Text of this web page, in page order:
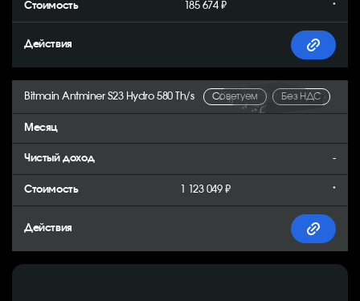
185 674 ₽ *
Bitmain Antminer S23 Hydro 580 Th/s Советуем Без НДС
-
1 123 049 ₽ *